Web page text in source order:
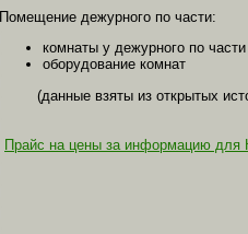
Помещение дежурного по части:
комнаты у дежурного по части
оборудование комнат
(данные взяты из открытых
Прайс на цены за информацию для